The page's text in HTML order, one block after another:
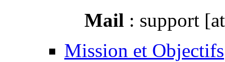
Mail : support
Mission et Objectifs